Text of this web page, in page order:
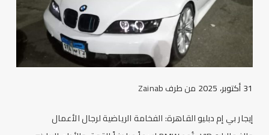
31 أكتوبر، 2025 من طرفZainab
إيجار بي إم دبليو القاهرة: الفخامة الرياضية لرجال الأعمال